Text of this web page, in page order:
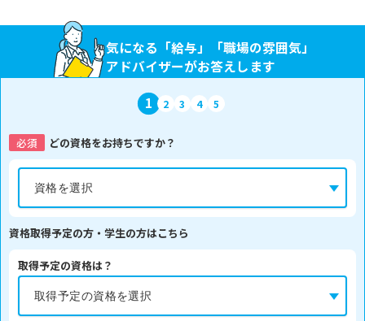
気になる「給与」「職場の雰囲気」
アドバイザーがお答えします
1 2 3 4 5
必須 どの資格をお持ちですか？
資格取得予定の方・学生の方はこちら
取得予定の資格は？